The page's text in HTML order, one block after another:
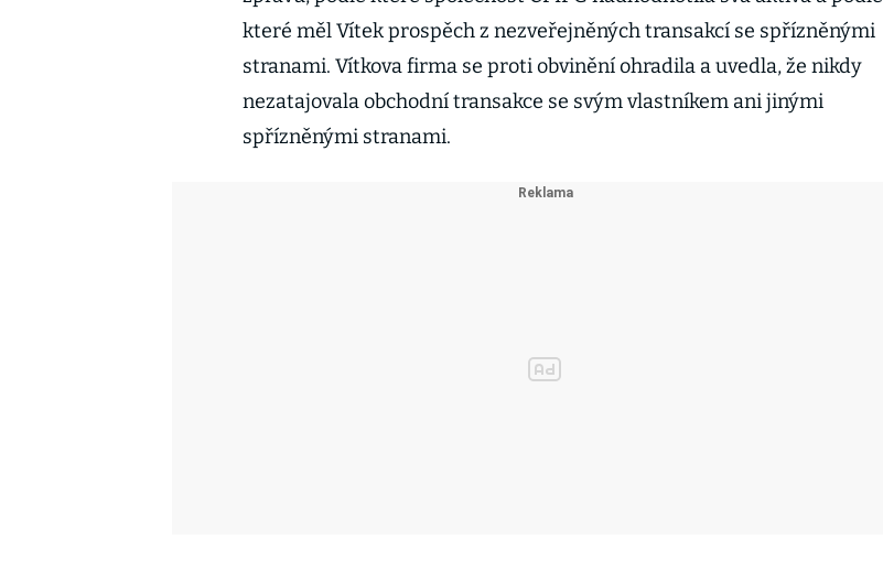
které měl Vítek prospěch z nezveřejněných transakcí se spřízněnými
stranami. Vítkova firma se proti obvinění ohradila a uvedla, že nikdy
nezatajovala obchodní transakce se svým vlastníkem ani jinými
spřízněnými stranami.